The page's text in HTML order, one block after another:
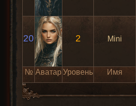
20 2 Mini
№ Аватар Уровень Имя